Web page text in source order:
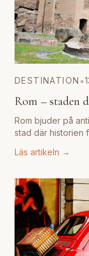
DESTINATION •
Rom – staden
Rom bjuder på
stad där historien
Läs artikeln →